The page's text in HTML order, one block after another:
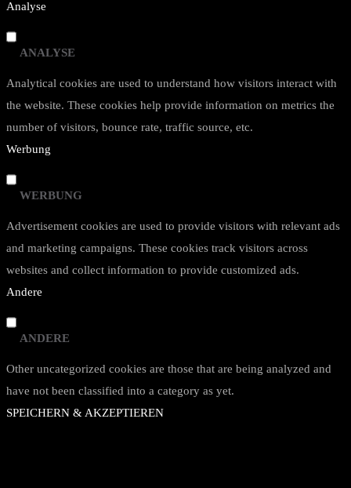
Analyse
ANALYSE
Analytical cookies are used to understand how visitors interact with
the website. These cookies help provide information on metrics the
number of visitors, bounce rate, traffic source, etc.
Werbung
WERBUNG
Advertisement cookies are used to provide visitors with relevant ads
and marketing campaigns. These cookies track visitors across
websites and collect information to provide customized ads.
Andere
ANDERE
Other uncategorized cookies are those that are being analyzed and
have not been classified into a category as yet.
SPEICHERN & AKZEPTIEREN